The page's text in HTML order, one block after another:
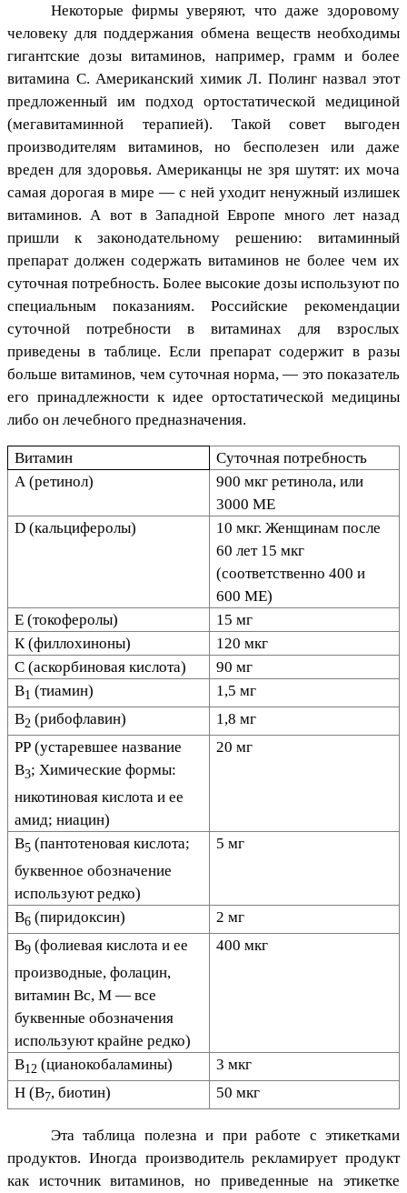
Некоторые фирмы уверяют, что даже здоровому
человеку для поддержания обмена веществ необходимы
гигантские дозы витаминов, например, грамм и более
витамина С. Американский химик Л. Полинг назвал этот
предложенный им подход ортостатической медициной
(мегавитаминной терапией). Такой совет выгоден
производителям витаминов, но бесполезен или даже
вреден для здоровья. Американцы не зря шутят: их моча
самая дорогая в мире — с ней уходит ненужный излишек
витаминов. А вот в Западной Европе много лет назад
пришли к законодательному решению: витаминный
препарат должен содержать витаминов не более чем их
суточная потребность. Более высокие дозы используют по
специальным показаниям. Российские рекомендации
суточной потребности в витаминах для взрослых
приведены в таблице. Если препарат содержит в разы
больше витаминов, чем суточная норма, — это показатель
его принадлежности к идее ортостатической медицины
либо он лечебного предназначения.
Витамин
Суточная потребность
А (ретинол)
900 мкг ретинола, или
3000 МЕ
D (кальциферолы)
10 мкг. Женщинам после
60 лет 15 мкг
(соответственно 400 и
600 МЕ)
Е (токоферолы)
15 мг
К (филлохиноны)
120 мкг
С (аскорбиновая кислота)
90 мг
В1 (тиамин)
1,5 мг
В2 (рибофлавин)
1,8 мг
РР (устаревшее название
В3; Химические формы:
никотиновая кислота и ее
амид; ниацин)
20 мг
В5 (пантотеновая кислота;
буквенное обозначение
используют редко)
5 мг
В6 (пиридоксин)
2 мг
В9 (фолиевая кислота и ее
производные, фолацин,
витамин Bc, М — все
буквенные обозначения
используют крайне редко)
400 мкг
В12 (цианокобаламины)
3 мкг
Н (В7, биотин) 50 мкг
Эта таблица полезна и при работе с этикетками
продуктов. Иногда производитель рекламирует продукт
как источник витаминов, но приведенные на этикетке